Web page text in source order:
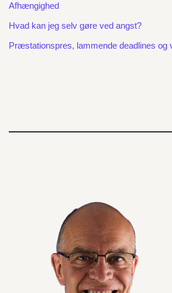
Afhængighed
Hvad kan jeg selv gøre ved angst?
Præstationspres, lammende deadlines og